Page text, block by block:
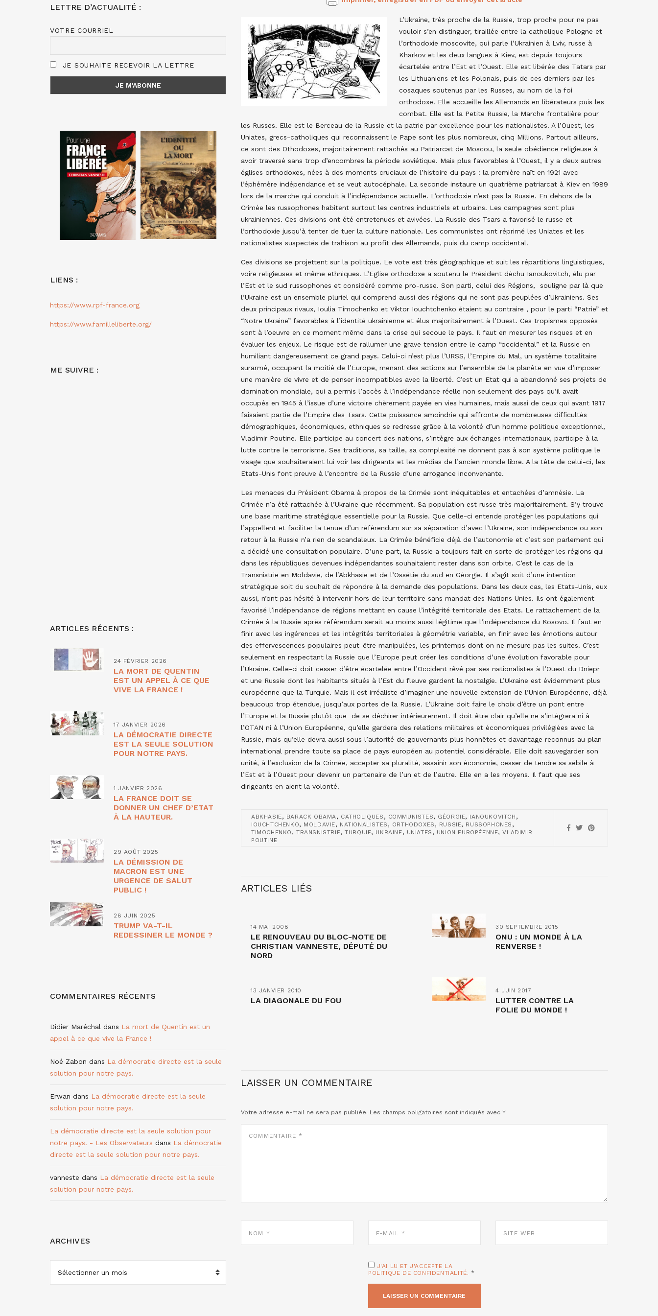
L’Ukraine, très proche de la Russie, trop proche pour ne pas
vouloir s’en distinguer, tiraillée entre la catholique Pologne et
l’orthodoxie moscovite, qui parle l’Ukrainien à Lviv, russe à
Kharkov et les deux langues à Kiev, est depuis toujours
écartelée entre l’Est et l’Ouest. Elle est libérée des Tatars par
les Lithuaniens et les Polonais, puis de ces derniers par les
cosaques soutenus par les Russes, au nom de la foi
orthodoxe. Elle accueille les Allemands en libérateurs puis les
combat. Elle est la Petite Russie, la Marche frontalière pour
les Russes. Elle est le Berceau de la Russie et la patrie par excellence pour les nationalistes. A l’Ouest, les
Uniates, grecs-catholiques qui reconnaissent le Pape sont les plus nombreux, cinq Millions. Partout ailleurs,
ce sont des Othodoxes, majoritairement rattachés au Patriarcat de Moscou, la seule obédience religieuse à
avoir traversé sans trop d’encombres la période soviétique. Mais plus favorables à l’Ouest, il y a deux autres
églises orthodoxes, nées à des moments cruciaux de l’histoire du pays : la première naît en 1921 avec
l’éphémère indépendance et se veut autocéphale. La seconde instaure un quatrième patriarcat à Kiev en 1989
lors de la marche qui conduit à l’indépendance actuelle. L’orthodoxie n’est pas la Russie. En dehors de la
Crimée les russophones habitent surtout les centres industriels et urbains. Les campagnes sont plus
ukrainiennes. Ces divisions ont été entretenues et avivées. La Russie des Tsars a favorisé le russe et
l’orthodoxie jusqu’à tenter de tuer la culture nationale. Les communistes ont réprimé les Uniates et les
nationalistes suspectés de trahison au profit des Allemands, puis du camp occidental.
Ces divisions se projettent sur la politique. Le vote est très géographique et suit les répartitions linguistiques,
voire religieuses et même ethniques. L’Eglise orthodoxe a soutenu le Président déchu Ianoukovitch, élu par
l’Est et le sud russophones et considéré comme pro-russe. Son parti, celui des Régions, souligne par là que
l’Ukraine est un ensemble pluriel qui comprend aussi des régions qui ne sont pas peuplées d’Ukrainiens. Ses
deux principaux rivaux, Ioulia Timochenko et Viktor Iouchtchenko étaient au contraire , pour le parti “Patrie” et
“Notre Ukraine” favorables à l’identité ukrainienne et élus majoritairement à l’Ouest. Ces tropismes opposés
sont à l’oeuvre en ce moment même dans la crise qui secoue le pays. Il faut en mesurer les risques et en
évaluer les enjeux. Le risque est de rallumer une grave tension entre le camp “occidental” et la Russie en
humiliant dangereusement ce grand pays. Celui-ci n’est plus l’URSS, l’Empire du Mal, un système totalitaire
surarmé, occupant la moitié de l’Europe, menant des actions sur l’ensemble de la planète en vue d’imposer
une manière de vivre et de penser incompatibles avec la liberté. C’est un Etat qui a abandonné ses projets de
domination mondiale, qui a permis l’accès à l’indépendance réelle non seulement des pays qu’il avait
occupés en 1945 à l’issue d’une victoire chèrement payée en vies humaines, mais aussi de ceux qui avant 1917
faisaient partie de l’Empire des Tsars. Cette puissance amoindrie qui affronte de nombreuses difficultés
démographiques, économiques, ethniques se redresse grâce à la volonté d’un homme politique exceptionnel,
Vladimir Poutine. Elle participe au concert des nations, s’intègre aux échanges internationaux, participe à la
lutte contre le terrorisme. Ses traditions, sa taille, sa complexité ne donnent pas à son système politique le
visage que souhaiteraient lui voir les dirigeants et les médias de l’ancien monde libre. A la tête de celui-ci, les
Etats-Unis font preuve à l’encontre de la Russie d’une arrogance inconvenante.
Les menaces du Président Obama à propos de la Crimée sont inéquitables et entachées d’amnésie. La
Crimée n’a été rattachée à l’Ukraine que récemment. Sa population est russe très majoritairement. S’y trouve
une base maritime stratégique essentielle pour la Russie. Que celle-ci entende protéger les populations qui
l’appellent et faciliter la tenue d’un référendum sur sa séparation d’avec l’Ukraine, son indépendance ou son
retour à la Russie n’a rien de scandaleux. La Crimée bénéficie déjà de l’autonomie et c’est son parlement qui
a décidé une consultation populaire. D’une part, la Russie a toujours fait en sorte de protéger les régions qui
dans les républiques devenues indépendantes souhaitaient rester dans son orbite. C’est le cas de la
Transnistrie en Moldavie, de l’Abkhasie et de l’Ossétie du sud en Géorgie. Il s’agit soit d’une intention
stratégique soit du souhait de répondre à la demande des populations. Dans les deux cas, les Etats-Unis, eux
aussi, n’ont pas hésité à intervenir hors de leur territoire sans mandat des Nations Unies. Ils ont également
favorisé l’indépendance de régions mettant en cause l’intégrité territoriale des Etats. Le rattachement de la
Crimée à la Russie après référendum serait au moins aussi légitime que l’indépendance du Kosovo. Il faut en
finir avec les ingérences et les intégrités territoriales à géométrie variable, en finir avec les émotions autour
des effervescences populaires peut-être manipulées, les printemps dont on ne mesure pas les suites. C’est
seulement en respectant la Russie que l’Europe peut créer les conditions d’une évolution favorable pour
l’Ukraine. Celle-ci doit cesser d’être écartelée entre l’Occident rêvé par ses nationalistes à l’Ouest du Dniepr
et une Russie dont les habitants situés à l’Est du fleuve gardent la nostalgie. L’Ukraine est évidemment plus
européenne que la Turquie. Mais il est irréaliste d’imaginer une nouvelle extension de l’Union Européenne, déjà
beaucoup trop étendue, jusqu’aux portes de la Russie. L’Ukraine doit faire le choix d’être un pont entre
l’Europe et la Russie plutôt que de se déchirer intérieurement. Il doit être clair qu’elle ne s’intégrera ni à
l’OTAN ni à l’Union Européenne, qu’elle gardera des relations militaires et économiques privilégiées avec la
Russie, mais qu’elle devra aussi sous l’autorité de gouvernants plus honnêtes et davantage reconnus au plan
international prendre toute sa place de pays européen au potentiel considérable. Elle doit sauvegarder son
unité, à l’exclusion de la Crimée, accepter sa pluralité, assainir son économie, cesser de tendre sa sébile à
l’Est et à l’Ouest pour devenir un partenaire de l’un et de l’autre. Elle en a les moyens. Il faut que ses
dirigeants en aient la volonté.
ABKHASIE, BARACK OBAMA, CATHOLIQUES , COMMUNISTES, GÉORGIE, IANOUKOVITCH ,
IOUCHTCHENKO, MOLDAVIE, NATIONALISTES , ORTHODOXES , RUSSIE, RUSSOPHONES ,
TIMOCHENKO , TRANSNISTRIE,TURQUIE, UKRAINE, UNIATES , UNION EUROPÉENNE,VLADIMIR
POUTINE
ARTICLES LIÉS
14 MAI 2008
LE RENOUVEAU DU BLOC-NOTE DE
CHRISTIAN VANNESTE, DÉPUTÉ DU
NORD
30 SEPTEMBRE 2015
ONU : UN MONDE À LA
RENVERSE !
13 JANVIER 2010
LA DIAGONALE DU FOU
4 JUIN 2017
LUTTER CONTRE LA
FOLIE DU MONDE !
LAISSER UN COMMENTAIRE
Votre adresse e-mail ne sera pas publiée. Les champs obligatoires sont indiqués avec *
MAIL
WEB
J'AI LU ET J'ACCEPTE LA
POLITIQUE DE CONFIDENTIALITÉ. *
LETTRE D’ACTUALITÉ :
VOTRE COURRIEL
JE SOUHAITE RECEVOIR LA LETTRE
LIENS :
https://www.rpf-france.org
https://www.familleliberte.org/
ME SUIVRE :
ARTICLES RÉCENTS :
24 FÉVRIER 2026
LA MORT DE QUENTIN
EST UN APPEL À CE QUE
VIVE LA FRANCE !
17 JANVIER 2026
LA DÉMOCRATIE DIRECTE
EST LA SEULE SOLUTION
POUR NOTRE PAYS.
1 JANVIER 2026
LA FRANCE DOIT SE
DONNER UN CHEF D’ETAT
À LA HAUTEUR.
29 AOÛT 2025
LA DÉMISSION DE
MACRON EST UNE
URGENCE DE SALUT
PUBLIC !
28 JUIN 2025
TRUMP VA-T-IL
REDESSINER LE MONDE ?
COMMENTAIRES RÉCENTS
Didier Maréchal dans La mort de Quentin est un
appel à ce que vive la France !
Noé Zabon dans La démocratie directe est la seule
solution pour notre pays.
Erwan dans La démocratie directe est la seule
solution pour notre pays.
La démocratie directe est la seule solution pour
notre pays. - Les Observateurs dans La démocratie
directe est la seule solution pour notre pays.
vanneste dans La démocratie directe est la seule
solution pour notre pays.
ARCHIVES
ARCHIVES